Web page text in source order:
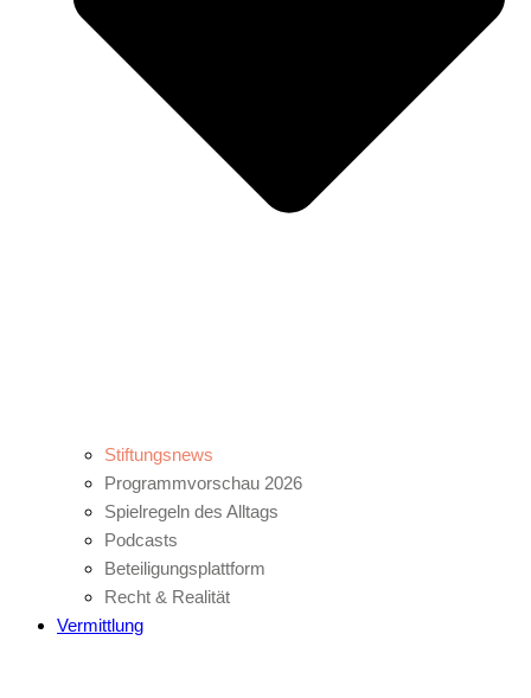
Stiftungsnews
Programmvorschau 2026
Spielregeln des Alltags
Podcasts
Beteiligungsplattform
Recht & Realität
Vermittlung